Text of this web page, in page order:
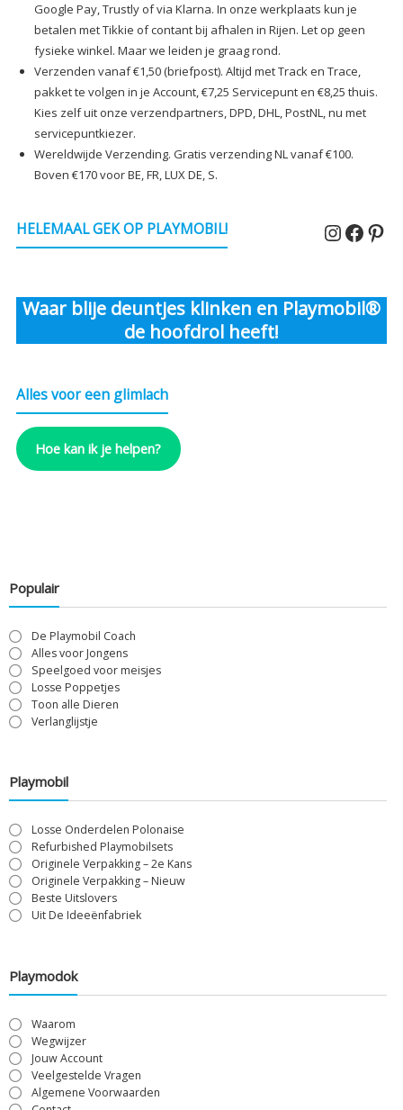
Google Pay, Trustly of via Klarna. In onze werkplaats kun je
betalen met Tikkie of contant bij afhalen in Rijen. Let op geen
fysieke winkel. Maar we leiden je graag rond.
Verzenden vanaf €1,50 (briefpost). Altijd met Track en Trace,
pakket te volgen in je Account, €7,25 Servicepunt en €8,25 thuis.
Kies zelf uit onze verzendpartners, DPD, DHL, PostNL, nu met
servicepuntkiezer.
Wereldwijde Verzending. Gratis verzending NL vanaf €100.
Boven €170 voor BE, FR, LUX DE, S.
HELEMAAL GEK OP PLAYMOBIL!
Waar blije deuntjes klinken en Playmobil®
de hoofdrol heeft!
Alles voor een glimlach
Hoe kan ik je helpen?
Populair
De Playmobil Coach
Alles voor Jongens
Speelgoed voor meisjes
Losse Poppetjes
Toon alle Dieren
Verlanglijstje
Playmobil
Losse Onderdelen Polonaise
Refurbished Playmobilsets
Originele Verpakking – 2e Kans
Originele Verpakking – Nieuw
Beste Uitslovers
Uit De Ideeënfabriek
Playmodok
Waarom
Wegwijzer
Jouw Account
Veelgestelde Vragen
Algemene Voorwaarden